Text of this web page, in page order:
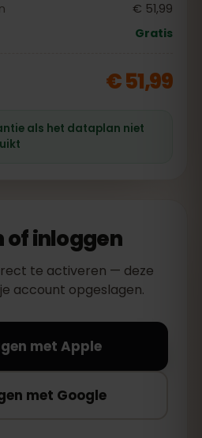
€ 51,99
Gratis
€ 51,99
als het dataplan niet
of inloggen
te activeren — deze
account opgeslagen.
met Apple
met Google